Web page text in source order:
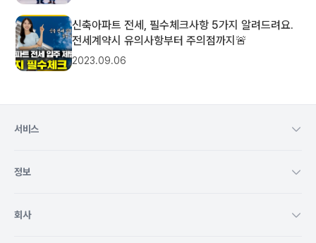
신축아파트 전세, 필수체크사항 5가지 알려드려요.
전세계약시 유의사항부터 주의점까지🚨
2023.09.06
서비스
정보
회사